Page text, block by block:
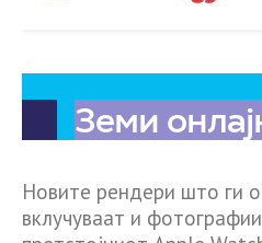
Новите рендери што ги
вклучуваат и